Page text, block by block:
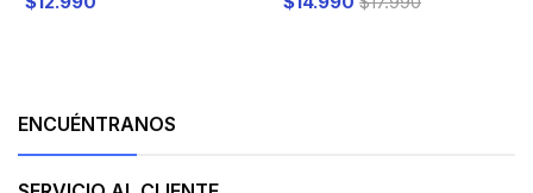
ENCUÉNTRANOS